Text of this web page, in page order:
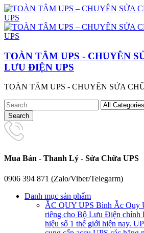
TOÀN TÂM UPS - CHUYÊN
LƯU ĐIỆN UPS
TOÀN TÂM UPS - CHUYÊN SỬA
Mua Bán - Thanh Lý - Sửa Chữa UPS
0906 394 871 (Zalo/Viber/Telegarm)
Danh mục sản phẩm
ẮC QUY UPS Bình Ắc Quy
riêng cho Bộ Lưu Điện chính
hiệu số 1 thế giới hiện nay.